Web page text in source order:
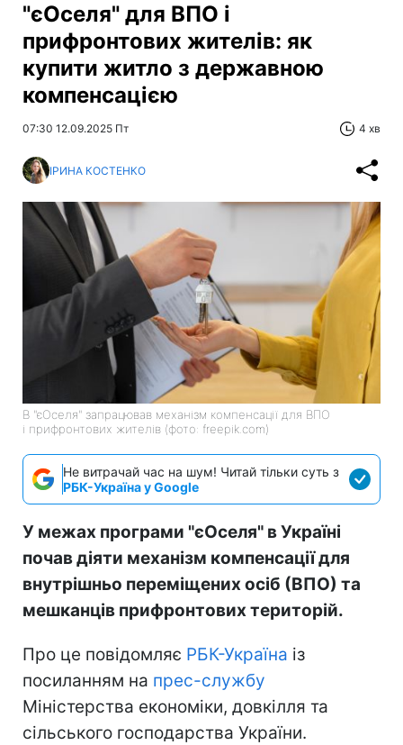
"єОселя" для ВПО і
прифронтових жителів: як
купити житло з державною
компенсацією
07:30 12.09.2025 Пт 4 хв
ІРИНА КОСТЕНКО
В "єОселя" запрацював механізм компенсації для ВПО
і прифронтових жителів (фото: freepik.com)
Не витрачай час на шум! Читай тільки суть з
РБК-Україна у Google
У межах програми "єОселя" в Україні
почав діяти механізм компенсації для
внутрішньо переміщених осіб (ВПО) та
мешканців прифронтових територій.
Про це повідомляє РБК-Україна із
посиланням на прес-службу
Міністерства економіки, довкілля та
сільського господарства України.